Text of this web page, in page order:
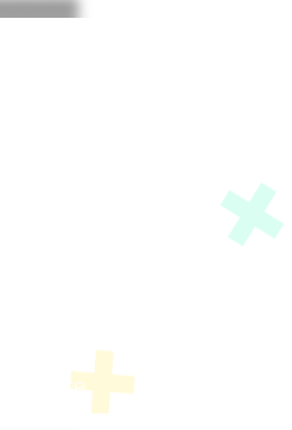
Ambiente